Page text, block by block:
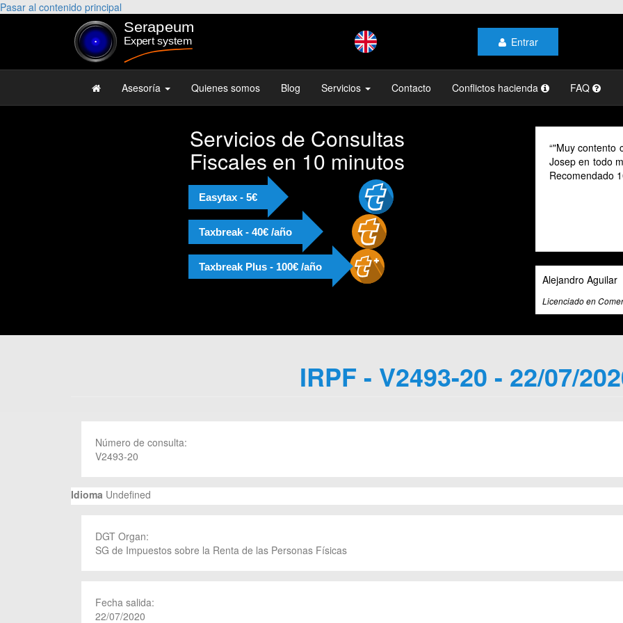
Pasar al contenido principal
Entrar
Asesoría Quienes somos Blog Servicios Contacto Conflictos hacienda FAQ
Servicios de Consultas
Fiscales en 10 minutos
Easytax - 5€
Taxbreak - 40€ /año
Taxbreak Plus - 100€ /año
"Muy contento con el profesionalismo y la atención de
Josep en todo momento, mi gestoría y la de mi familia.
Alejandro Aguilar
As a
their
cannot
Ali Roghani
Artificial
IRPF - V2493-20 - 22/07/
Número de consulta:
V2493-20
Idioma Undefined
DGT Organ:
SG de Impuestos sobre la Renta de las Personas Físicas
Fecha salida:
22/07/2020